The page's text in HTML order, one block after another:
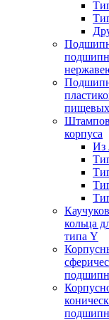
пищевых
корпуса
Из
кольца
типа Y